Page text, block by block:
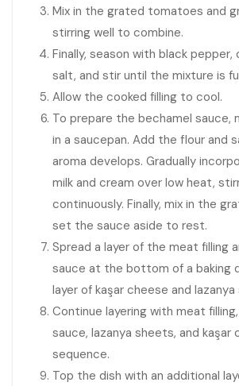
Mix in the grated tomatoes and
stirring well to combine.
Finally, season with black pepper,
salt, and stir until the mixture is
Allow the cooked filling to cool.
To prepare the bechamel
in a saucepan. Add the flour and
aroma develops. Gradually
milk and cream over low heat,
continuously. Finally, mix in the
set the sauce aside to rest.
Spread a layer of the meat filling
sauce at the bottom of a baking
layer of kaşar cheese and
Continue layering with meat
sauce, lazanya sheets, and kaşar
sequence.
Top the dish with an additional